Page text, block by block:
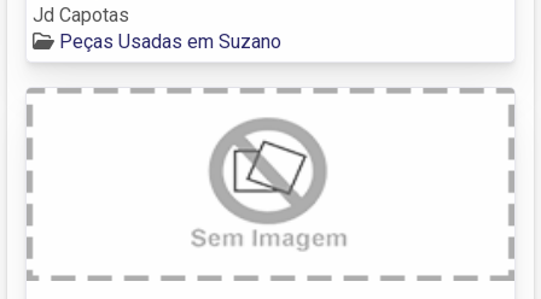
Jd Capotas
Peças Usadas em Suzano